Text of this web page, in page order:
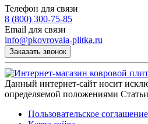
Телефон для связи
8 (800) 300-75-85
Email для связи
info@pkovrovaia-plitka.ru
Заказать звонок
Данный интернет-сайт носит
определяемой положениями
Пользовательское соглашение